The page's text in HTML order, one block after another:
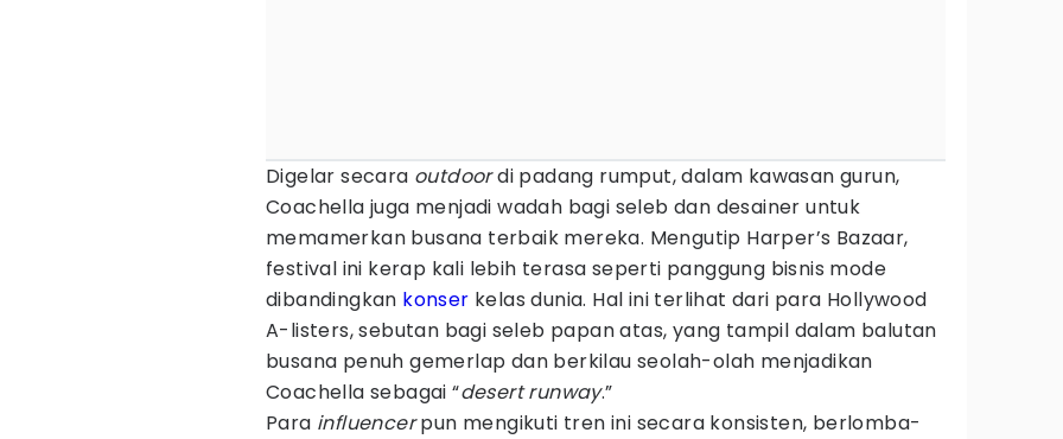
Digelar secara outdoordi padang rumput, dalam kawasan gurun,
Coachella juga menjadi wadah bagi seleb dan desainer untuk
memamerkan busana terbaik mereka. Mengutip Harper’s Bazaar,
festival ini kerap kali lebih terasa seperti panggung bisnis mode
dibandingkan konser kelas dunia. Hal ini terlihat dari para Hollywood
A-listers, sebutan bagi seleb papan atas, yang tampil dalam balutan
busana penuh gemerlap dan berkilau seolah-olah menjadikan
Coachella sebagai “desert runway.”
Para influencerpun mengikuti tren ini secara konsisten, berlomba-